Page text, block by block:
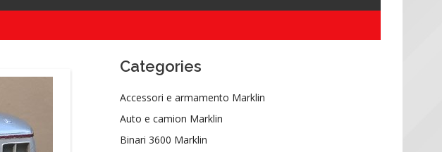
Categories
Accessori e armamento Marklin
Auto e camion Marklin
Binari 3600 Marklin